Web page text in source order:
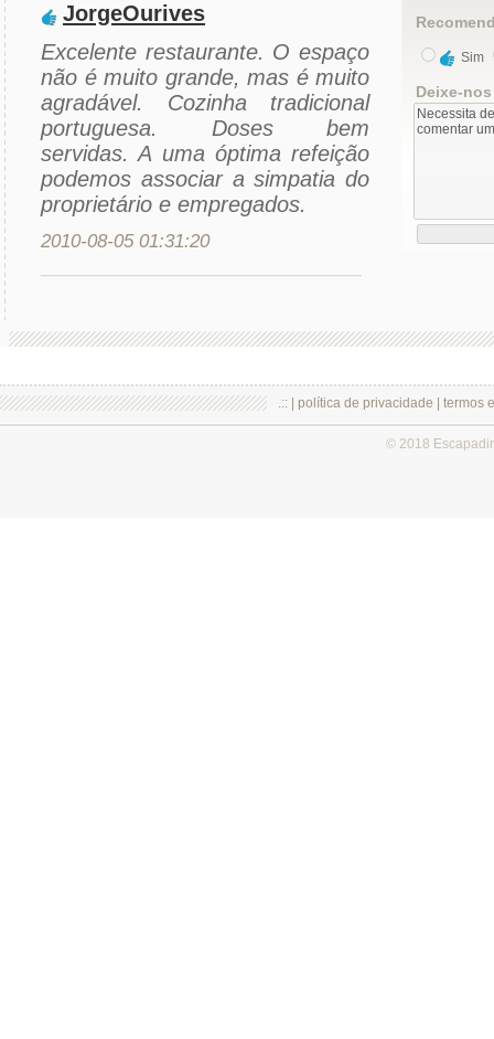
JorgeOurives
Excelente restaurante. O espaço
não é muito grande, mas é muito
agradável. Cozinha tradicional
portuguesa. Doses bem
servidas. A uma óptima refeição
podemos associar a simpatia do
proprietário e empregados.
2010-08-05 01:31:20
Sim
Deixe-
.:: | política de privacidade termos
© 2018